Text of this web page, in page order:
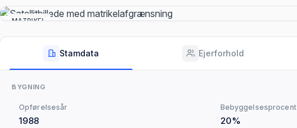
MATRIKEL
Stamdata Ejerforhold
BYGNING
Opførelsesår
1988
Bebyggelsesprocent
20%